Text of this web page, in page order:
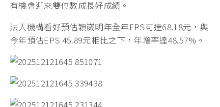
有機會迎來雙位數成長好成績。
法人機構看好預估穎崴明年全年EPS可達68.18元，與
今年預估EPS 45.89元相比之下，年增率達48.57%。